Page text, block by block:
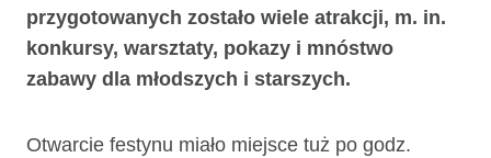
przygotowanych zostało wiele atrakcji, m. in.
konkursy, warsztaty, pokazy i mnóstwo
zabawy dla młodszych i starszych.
Otwarcie festynu miało miejsce tuż po godz.